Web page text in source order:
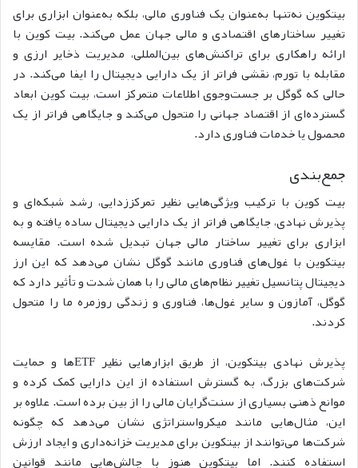
بیتکوین نه‌تنها به‌عنوان یک فناوری مالی، بلکه به‌عنوان ابزاری برای
تغییر ساختارهای اقتصادی و مالی جهان عمل می‌کند. بیت کوین با
ارائه راهکاری برای تراکنش‌های بین‌المللی، مدیریت ذخایر ارزی و
مقابله با تورم، نقشی فراتر از یک دارایی دیجیتال را ایفا می‌کند. در
حالی که گوگل بر جست‌وجوی اطلاعات متمرکز است، بیت کوین ابعاد
گسترده‌ای از اقتصاد جهانی را متحول می‌کند و جایگاهی فراتر از یک
محصول یا خدمات فناوری دارد.
جمع‌بندی
بیت کوین با ترکیب ویژگی‌هایی نظیر تمرکززدایی، رشد شبکه‌ای و
پذیرش نهادی، جایگاهی فراتر از یک دارایی دیجیتال ساده یافته و به
ابزاری برای تغییر ساختار مالی جهان تبدیل شده است. مقایسه
بیتکوین با غول‌های فناوری مانند گوگل نشان می‌دهد که این ارز
دیجیتال پتانسیل تغییر نظام‌های مالی را با همان شدت و تأثیر دارد که
گوگل، آمازون و سایر غول‌ها، فناوری و زندگی روزمره ما را متحول
کردند.
پذیرش نهادی بیتکوین، از طریق ابزارهایی نظیر ETFها و حمایت
شرکت‌های بزرگ، به گسترش استفاده از این دارایی کمک کرده و
موانع ذهنی بسیاری از سنت‌گرایان مالی را از بین برده است. علاوه بر
این، مثال‌هایی مانند میکرواستراتژی نشان می‌دهد که چگونه
شرکت‌ها می‌توانند از بیتکوین برای مدیریت خزانه‌داری و ایجاد ارزش
استفاده کنند. اما بیتکوین هنوز با چالش‌هایی مانند قوانین